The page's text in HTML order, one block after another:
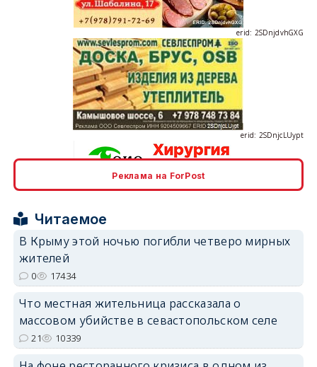
erid: 2SDnjcrDNw6
Реклама на ForPost
Читаемое
В Крыму этой ночью погибли четверо мирных
жителей
0 17434
Что местная жительница рассказала о
массовом убийстве в севастопольском селе
21 10339